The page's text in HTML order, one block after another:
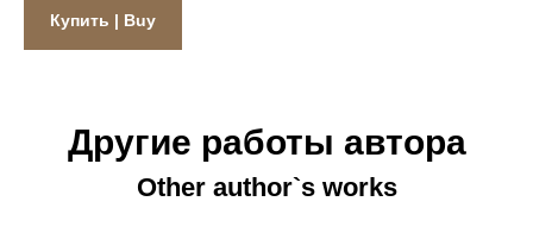
Купить | Buy
Другие работы автора
Other author`s works